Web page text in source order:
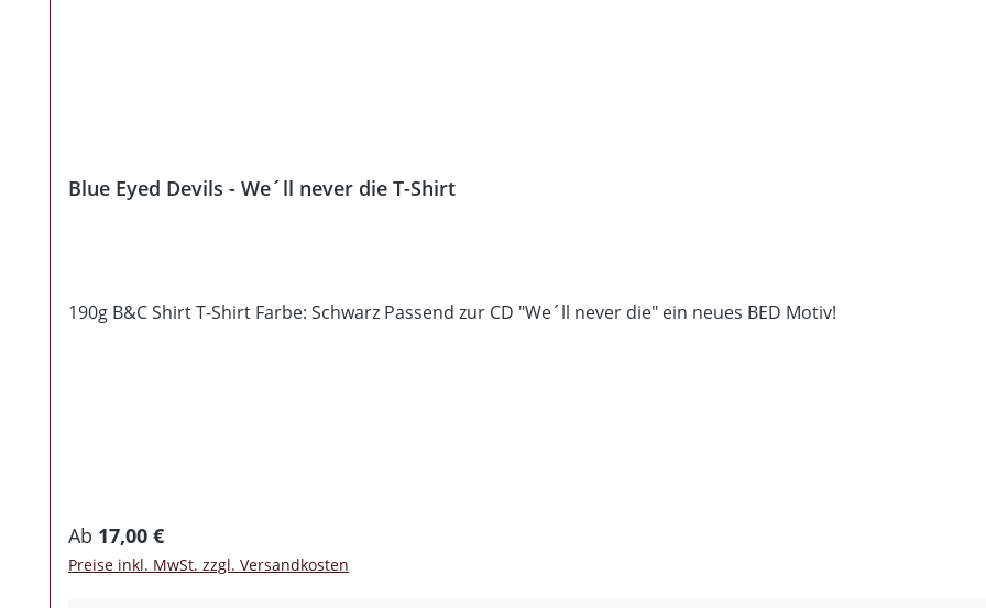
Blue Eyed Devils - We´ll never die T-Shirt
190g B&C Shirt T-Shirt Farbe: Schwarz Passend zur CD "We´ll never die" ein neues BED Motiv!
Regulärer Preis:
Ab 17,00 €
Preise inkl. MwSt. zzgl. Versandkosten